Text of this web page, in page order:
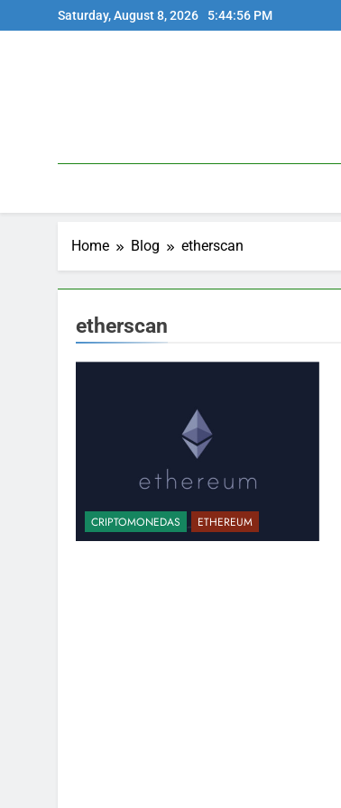
to
Saturday, August 8, 2026 5:44:56 PM
Home Blog etherscan
etherscan
CRIPTOMONEDAS ETHEREUM